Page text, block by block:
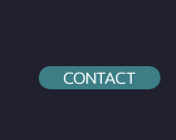
CONTACT